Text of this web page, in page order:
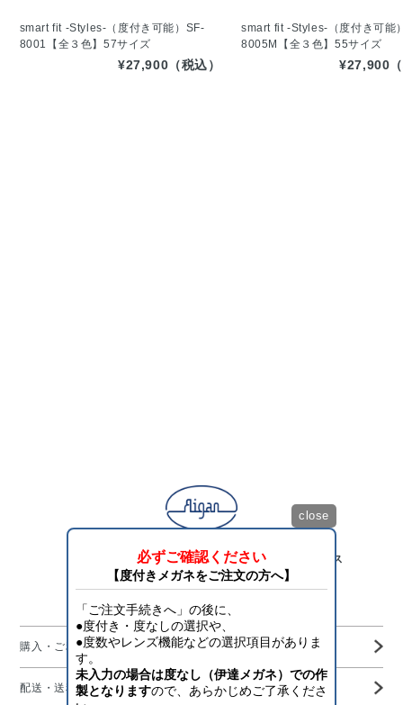
smart fit -Styles-（度付き可能）SF-
8001【全３色】57サイズ
¥27,900（税込）
smart fit -Styles-（度付き可能
8005M【全３色】55サイズ
¥27,900
「目を護り、将来を守る」アイスタイリング・サービス
Aigan Official Online Shop
購入・ご利用ガイド
配送・送料・決済について
close